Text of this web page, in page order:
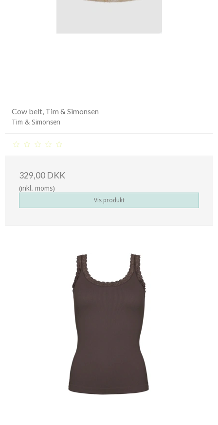
Cow belt, Tim & Simonsen
Tim & Simonsen
329,00 DKK
(inkl. moms)
Vis produkt